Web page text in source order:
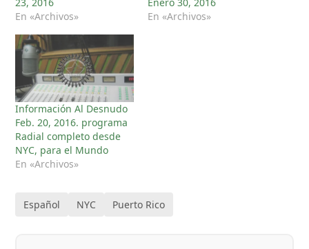
En «Archivos»
En «Archivos»
Información Al Desnudo
Feb. 20, 2016. programa
Radial completo desde
NYC, para el Mundo
En «Archivos»
Español NYC Puerto Rico